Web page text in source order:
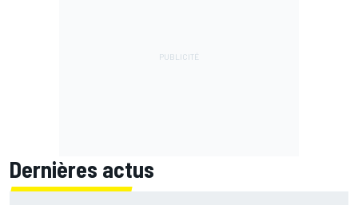
Dernières actus